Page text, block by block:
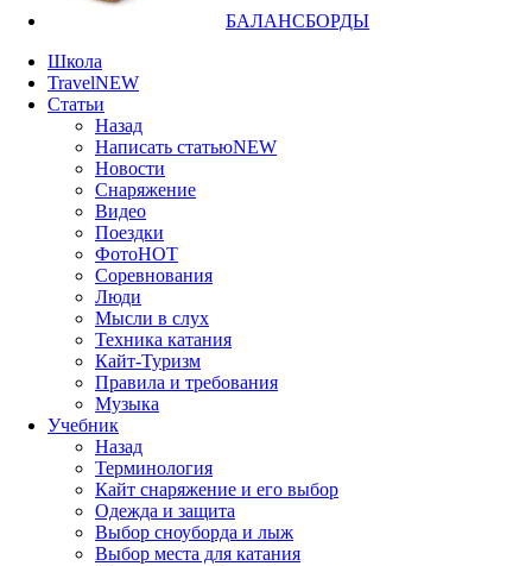
БАЛАНСБОРДЫ
Школа
TravelNEW
Статьи
Назад
Написать статьюNEW
Новости
Снаряжение
Видео
Поездки
ФотоHOT
Соревнования
Люди
Мысли в слух
Техника катания
Кайт-Туризм
Правила и требования
Музыка
Учебник
Назад
Терминология
Кайт снаряжение и его выбор
Одежда и защита
Выбор сноуборда и лыж
Выбор места для катания